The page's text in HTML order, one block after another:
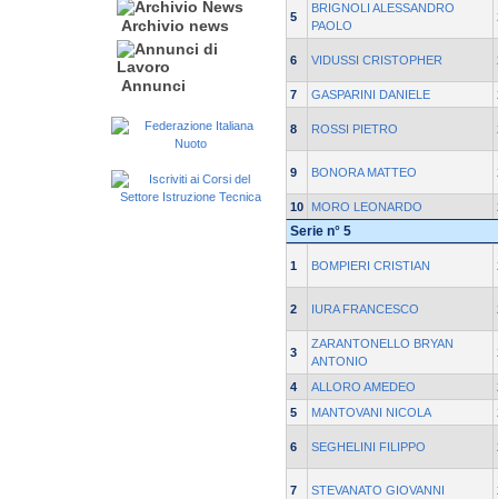
Archivio news
Annunci
5
BRIGNOLI ALESSANDRO
PAOLO
6 VIDUSSI CRISTOPHER
7 GASPARINI DANIELE
8 ROSSI PIETRO
9 BONORA MATTEO
10 MORO LEONARDO
Serie n° 5
1 BOMPIERI CRISTIAN
2 IURA FRANCESCO
3
ZARANTONELLO BRYAN
ANTONIO
4 ALLORO AMEDEO
5
MANTOVANI NICOLA
6 SEGHELINI FILIPPO
7 STEVANATO GIOVANNI